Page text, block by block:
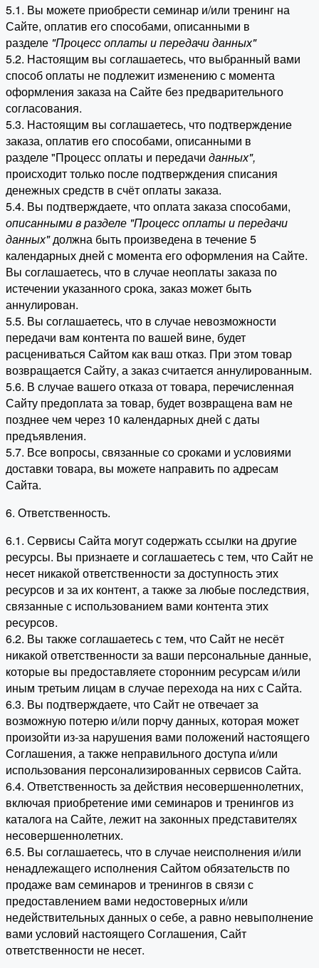
5.1. Вы можете приобрести семинар и/или тренинг на
Сайте, оплатив его способами, описанными в
разделе "Процесс оплаты и передачи данных"
5.2. Настоящим вы соглашаетесь, что выбранный вами
способ оплаты не подлежит изменению с момента
оформления заказа на Сайте без предварительного
согласования.
5.3. Настоящим вы соглашаетесь, что подтверждение
заказа, оплатив его способами, описанными в
разделе "Процесс оплаты и передачи данных",
происходит только после подтверждения списания
денежных средств в счёт оплаты заказа.
5.4. Вы подтверждаете, что оплата заказа способами,
описанными в разделе "Процесс оплаты и передачи
данных"должна быть произведена в течение 5
календарных дней с момента его оформления на Сайте.
Вы соглашаетесь, что в случае неоплаты заказа по
истечении указанного срока, заказ может быть
аннулирован.
5.5. Вы соглашаетесь, что в случае невозможности
передачи вам контента по вашей вине, будет
расцениваться Сайтом как ваш отказ. При этом товар
возвращается Сайту, а заказ считается аннулированным.
5.6. В случае вашего отказа от товара, перечисленная
Сайту предоплата за товар, будет возвращена вам не
позднее чем через 10 календарных дней с даты
предъявления.
5.7. Все вопросы, связанные со сроками и условиями
доставки товара, вы можете направить по адресам
Сайта.
6. Ответственность.
6.1. Сервисы Сайта могут содержать ссылки на другие
ресурсы. Вы признаете и соглашаетесь с тем, что Сайт не
несет никакой ответственности за доступность этих
ресурсов и за их контент, а также за любые последствия,
связанные с использованием вами контента этих
ресурсов.
6.2. Вы также соглашаетесь с тем, что Сайт не несёт
никакой ответственности за ваши персональные данные,
которые вы предоставляете сторонним ресурсам и/или
иным третьим лицам в случае перехода на них с Сайта.
6.3. Вы подтверждаете, что Сайт не отвечает за
возможную потерю и/или порчу данных, которая может
произойти из-за нарушения вами положений настоящего
Соглашения, а также неправильного доступа и/или
использования персонализированных сервисов Сайта.
6.4. Ответственность за действия несовершеннолетних,
включая приобретение ими семинаров и тренингов из
каталога на Сайте, лежит на законных представителях
несовершеннолетних.
6.5. Вы соглашаетесь, что в случае неисполнения и/или
ненадлежащего исполнения Сайтом обязательств по
продаже вам семинаров и тренингов в связи с
предоставлением вами недостоверных и/или
недействительных данных о себе, а равно невыполнение
вами условий настоящего Соглашения, Сайт
ответственности не несет.